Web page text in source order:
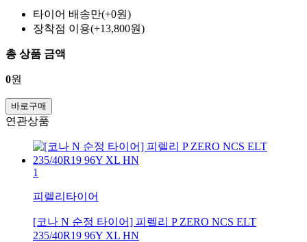
타이어 배송만(+0원)
장착점 이용(+13,800원)
총 상품 금액
0원
바로구매
연관상품
1
피렐리타이어
[코나 N 순정 타이어] 피렐리 P ZERO NCS ELT
235/40R19 96Y XL HN